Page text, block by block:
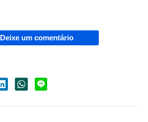
Deixe um comentário